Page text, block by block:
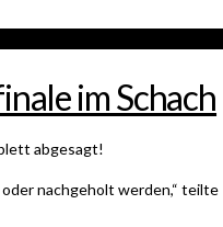
im Schach
abgesagt!
nachgeholt werden,“ teilte